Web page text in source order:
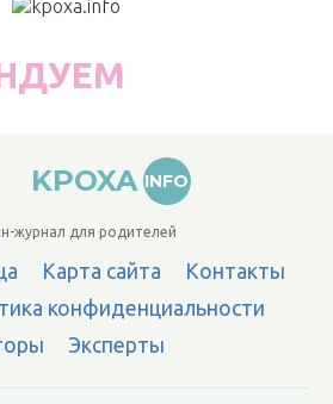
KPOXA INFO
журнал для родителей
Карта сайта
Контакты
конфиденциальности
Эксперты